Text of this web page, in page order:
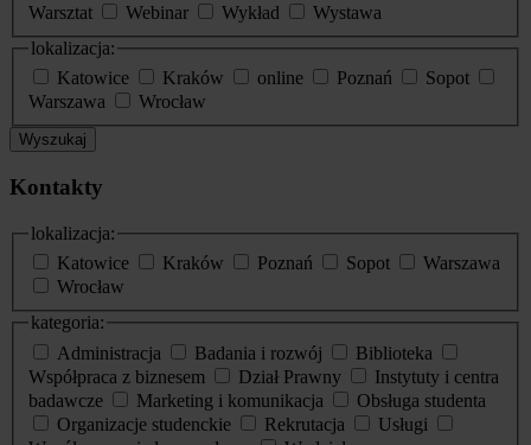
Warsztat
Webinar Wykład
Wystawa
lokalizacja:
Katowice
Kraków online Poznań
Sopot
Warszawa
Wrocław
Wyszukaj
Kontakty
lokalizacja:
Katowice
Kraków Poznań Sopot
Warszawa
Wrocław
kategoria:
Administracja
Badania i rozwój
Biblioteka
Współpraca z biznesem
Dział Prawny
Instytuty i centra
badawcze
Marketing i komunikacja
Obsługa studenta
Organizacje studenckie
Rekrutacja
Usługi